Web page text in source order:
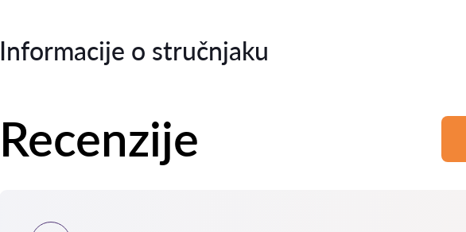
Informacije o stručnjaku
Recenzije